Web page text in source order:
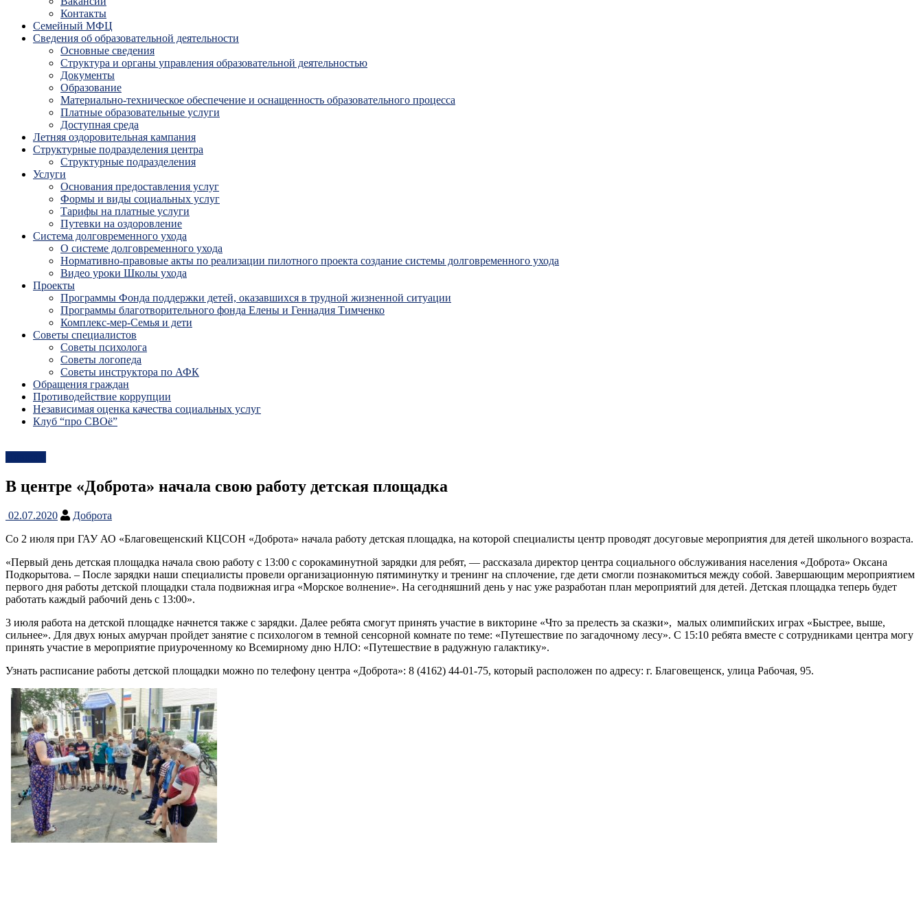
Контакты
Семейный МФЦ
Сведения об образовательной деятельности
Основные сведения
Структура и органы управления образовательной деятельностью
Документы
Образование
Материально-техническое обеспечение и оснащенность образовательного процесса
Платные образовательные услуги
Доступная среда
Летняя оздоровительная кампания
Структурные подразделения центра
Структурные подразделения
Услуги
Основания предоставления услуг
Формы и виды социальных услуг
Тарифы на платные услуги
Путевки на оздоровление
Система долговременного ухода
О системе долговременного ухода
Нормативно-правовые акты по реализации пилотного проекта создание системы долговременного ухода
Видео уроки Школы ухода
Проекты
Программы Фонда поддержки детей, оказавшихся в трудной жизненной ситуации
Программы благотворительного фонда Елены и Геннадия Тимченко
Комплекс-мер-Семья и дети
Советы специалистов
Советы психолога
Советы логопеда
Советы инструктора по АФК
Обращения граждан
Противодействие коррупции
Независимая оценка качества социальных услуг
Клуб “про СВОё”
В центре «Доброта» начала свою работу детская площадка
02.07.2020
Доброта
Со 2 июля при ГАУ АО «Благовещенский КЦСОН «Доброта» начала работу детская площадка, на которой специалисты центр проводят досуговые мероприятия для детей школьного возраста.
«Первый день детская площадка начала свою работу с 13:00 с сорокаминутной зарядки для ребят, — рассказала директор центра социального обслуживания населения «Доброта» Оксана
Подкорытова. – После зарядки наши специалисты провели организационную пятиминутку и тренинг на сплочение, где дети смогли познакомиться между собой. Завершающим мероприятием
первого дня работы детской площадки стала подвижная игра «Морское волнение». На сегодняшний день у нас уже разработан план мероприятий для детей. Детская площадка теперь будет
работать каждый рабочий день с 13:00».
3 июля работа на детской площадке начнется также с зарядки. Далее ребята смогут принять участие в викторине «Что за прелесть за сказки», ​ малых олимпийских играх «Быстрее, выше,
сильнее». Для двух юных амурчан пройдет занятие с психологом в темной сенсорной комнате по теме: «Путешествие по загадочному лесу». С 15:10 ребята вместе с сотрудниками центра могу
принять участие в мероприятие приуроченному ко Всемирному дню НЛО: «Путешествие в радужную галактику».
Узнать расписание работы детской площадки можно по телефону центра «Доброта»: 8 (4162) 44-01-75, который расположен по адресу: г. Благовещенск, улица Рабочая, 95.